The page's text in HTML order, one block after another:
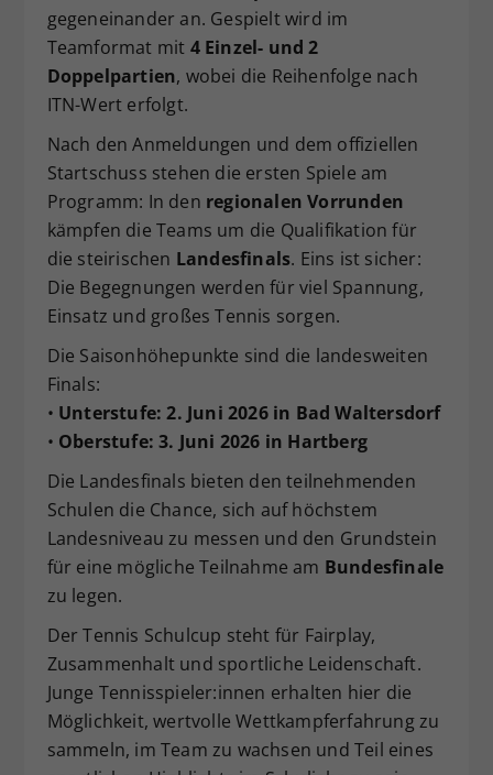
gegeneinander an. Gespielt wird im
Teamformat mit 4 Einzel- und 2
Doppelpartien, wobei die Reihenfolge nach
ITN-Wert erfolgt.
Nach den Anmeldungen und dem offiziellen
Startschuss stehen die ersten Spiele am
Programm: In den regionalen Vorrunden
kämpfen die Teams um die Qualifikation für
die steirischen Landesfinals. Eins ist sicher:
Die Begegnungen werden für viel Spannung,
Einsatz und großes Tennis sorgen.
Die Saisonhöhepunkte sind die landesweiten
Finals:
• Unterstufe: 2. Juni 2026 in Bad Waltersdorf
• Oberstufe: 3. Juni 2026 in Hartberg
Die Landesfinals bieten den teilnehmenden
Schulen die Chance, sich auf höchstem
Landesniveau zu messen und den Grundstein
für eine mögliche Teilnahme am Bundesfinale
zu legen.
Der Tennis Schulcup steht für Fairplay,
Zusammenhalt und sportliche Leidenschaft.
Junge Tennisspieler:innen erhalten hier die
Möglichkeit, wertvolle Wettkampferfahrung zu
sammeln, im Team zu wachsen und Teil eines
Zweck
Dieser Wert speichert Ihre Consent-
Einstellungen. Unter anderem eine
zufällig generierte ID, für die
historische Speicherung Ihrer
Webseiten-Betreiber dies eingestellt
hat.